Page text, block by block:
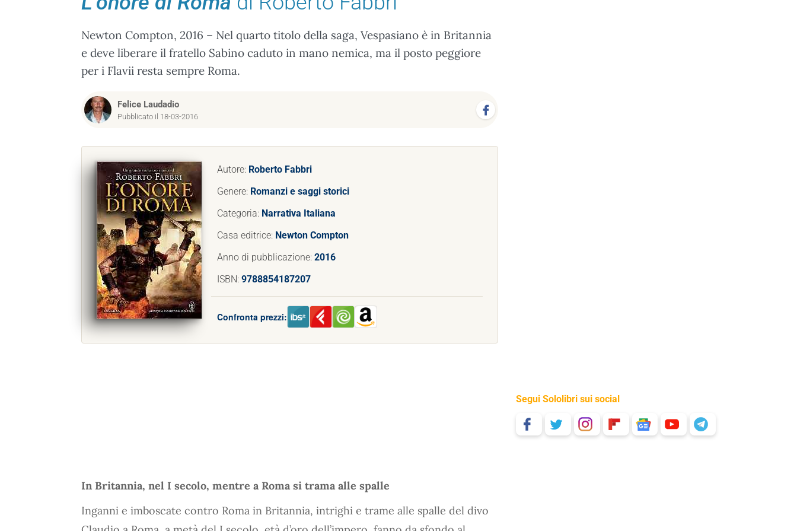
Newton Compton, 2016 – Nel quarto titolo della saga, Vespasiano è in Britannia
e deve liberare il fratello Sabino caduto in mano nemica, ma il posto peggiore
per i Flavii resta sempre Roma.
Felice Laudadio
Pubblicato il 18-03-2016
Autore: Roberto Fabbri
Genere: Romanzi e saggi storici
Categoria: Narrativa Italiana
Casa editrice: Newton Compton
Anno di pubblicazione: 2016
ISBN: 9788854187207
Confronta prezzi:
In Britannia, nel I secolo, mentre a Roma si trama alle spalle
Inganni e imboscate contro Roma in Britannia, intrighi e trame alle spalle del divo
Segui Sololibri sui social